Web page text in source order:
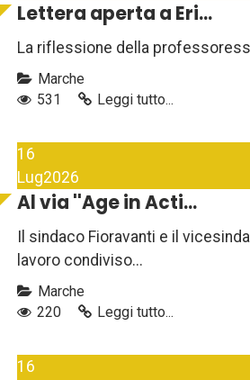
Lettera aperta a Eri...
La riflessione della
Marche
531
Leggi tutto...
16
Lug2026
Al via ''Age in Acti...
Il sindaco Fioravanti e il
lavoro condiviso...
Marche
220
Leggi tutto...
16